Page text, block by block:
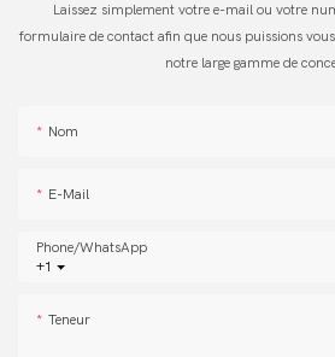
Laissez simplement votre e-mail ou votre
formulaire de contact afin que nous puissions
notre large gamme de
Nom
E-Mail
+1
Phone/whatsApp
Teneur